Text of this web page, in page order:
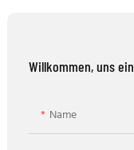
Willkommen, uns
Name